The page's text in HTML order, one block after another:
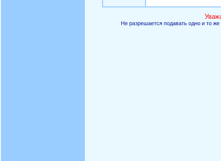
Не разрешается подавать одно и то